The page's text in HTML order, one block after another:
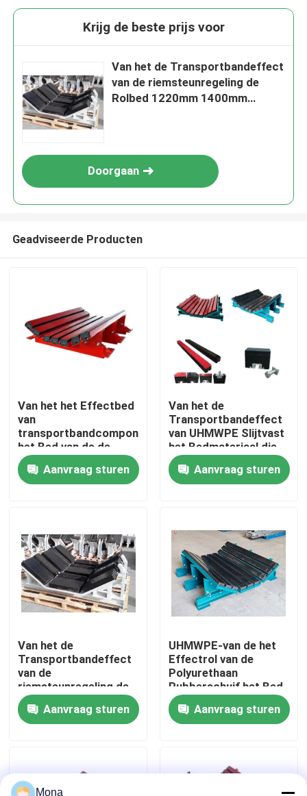
Thuis
Producten
Videos
Fabrieksreis
Kwaliteitscontrole
Contacteer ons
nieuws
Alumina Ceramische Voering
Krijg de beste prijs voor
Van het de Transportbandeffect
van de riemsteunregeling de
Rolbed 1220mm 1400mm
Doorgaan
Geadviseerde Producten
Van het het Effectbed
van
transportbandcomponenten
het Bed van de de
Transportbandbuffer
Aanvraag sturen
Van het de
Transportbandeffect
van UHMWPE Slijtvast
het Bedmateriaal die
voor Mijnbouw
overhandigen
Aanvraag sturen
Van het de
Transportbandeffect
van de
riemsteunregeling de
Rolbed 1220mm
1400mm 1500mm
Aanvraag sturen
UHMWPE-van de het
Effectrol van de
Polyurethaan
Rubberschuif het Bed
Slijtvaste Regelbare
BufferAanvraag sturen
Mona